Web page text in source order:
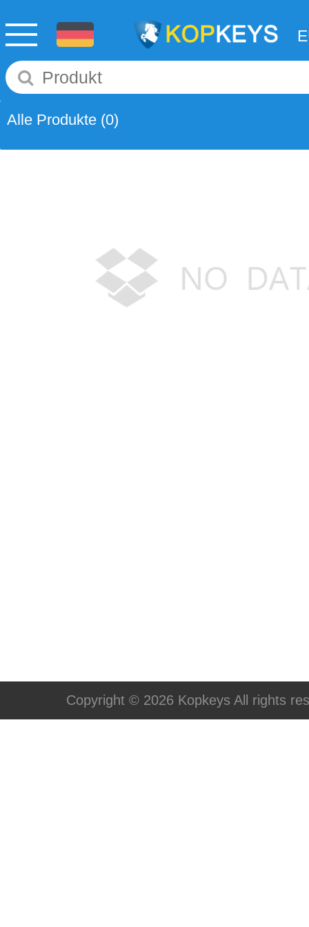
Alle Produkte (0)
Copyright © 2026 Kopkeys All rights